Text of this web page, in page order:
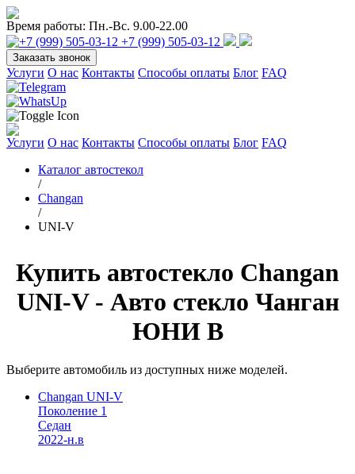
Время работы: Пн.-Вс. 9.00-22.00
+7 (999) 505-03-12
Заказать звонок
Услуги О нас Контакты Способы оплаты Блог FAQ
Услуги О нас Контакты Способы оплаты Блог FAQ
Каталог автостекол
/
Changan
/
UNI-V
Купить автостекло Changan
UNI-V - Авто стекло Чанган
ЮНИ В
Выберите автомобиль из доступных ниже моделей.
Changan UNI-V
Поколение 1
Седан
2022-н.в